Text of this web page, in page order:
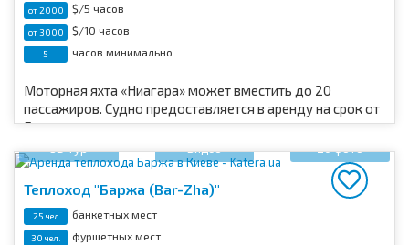
от 2000 $/5 часов
от 3000 $/10 часов
5 часов минимально
Моторная яхта «Ниагара» может вместить до 20
пассажиров. Судно предоставляется в аренду на срок от
5 часов для речных прогулок с максимальным
3D тур Видео 20 фото
Теплоход "Баржа (Bar-Zha)"
25 чел банкетных мест
30 чел. фуршетных мест